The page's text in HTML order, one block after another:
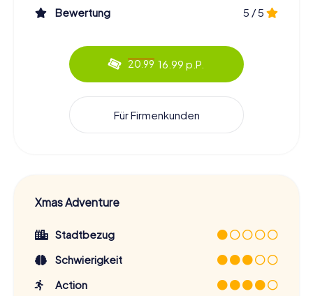
Bewertung 5 / 5
20.99 16.99 p.P.
Für Firmenkunden
Xmas Adventure
Stadtbezug
Schwierigkeit
Action